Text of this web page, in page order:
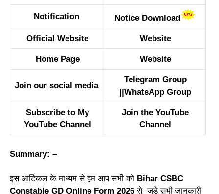
Notification Notice Download
Official Website Website
Home Page Website
Join our social media
Telegram Group
WhatsApp Group
Subscribe to My
YouTube Channel
Join the YouTube
Channel
Summary: –
इस आर्टिकल के माध्यम से हम आप सभी को Bihar CSBC
Constable GD Online Form 2026 से जुड़े सभी जानकारी